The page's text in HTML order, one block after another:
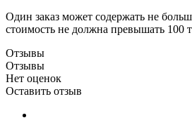
Один заказ может содержать не
стоимость не должна превышать 100
Отзывы
Отзывы
Нет оценок
Оставить отзыв